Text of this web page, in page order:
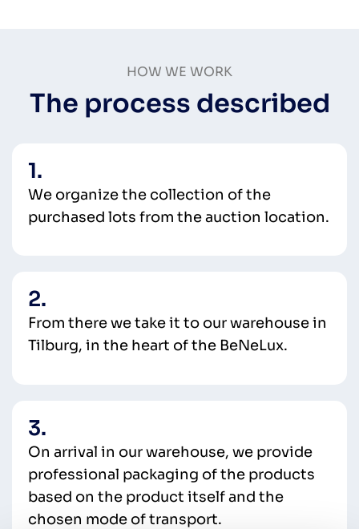
HOW WE WORK
The process described
1.
We organize the collection of the
purchased lots from the auction location.
2.
From there we take it to our warehouse in
Tilburg, in the heart of the BeNeLux.
3.
On arrival in our warehouse, we provide
professional packaging of the products
based on the product itself and the
chosen mode of transport.